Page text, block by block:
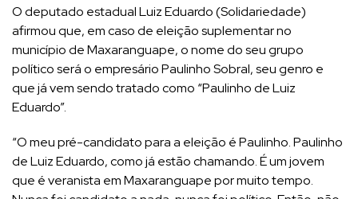
O deputado estadual Luiz Eduardo (Solidariedade)
afirmou que, em caso de eleição suplementar no
município de Maxaranguape, o nome do seu grupo
político será o empresário Paulinho Sobral, seu genro e
que já vem sendo tratado como “Paulinho de Luiz
Eduardo”.
“O meu pré-candidato para a eleição é Paulinho. Paulinho
de Luiz Eduardo, como já estão chamando. É um jovem
que é veranista em Maxaranguape por muito tempo.